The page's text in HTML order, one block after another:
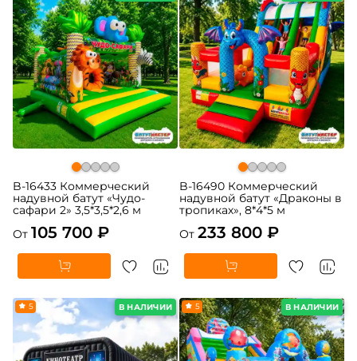
B-16433 Коммерческий
надувной батут «Чудо-
сафари 2» 3,5*3,5*2,6 м
От 105 700 ₽
B-16490 Коммерческий
надувной батут «Драконы в
тропиках», 8*4*5 м
От 233 800 ₽
В НАЛИЧИИ
5 В НАЛИЧИИ
5